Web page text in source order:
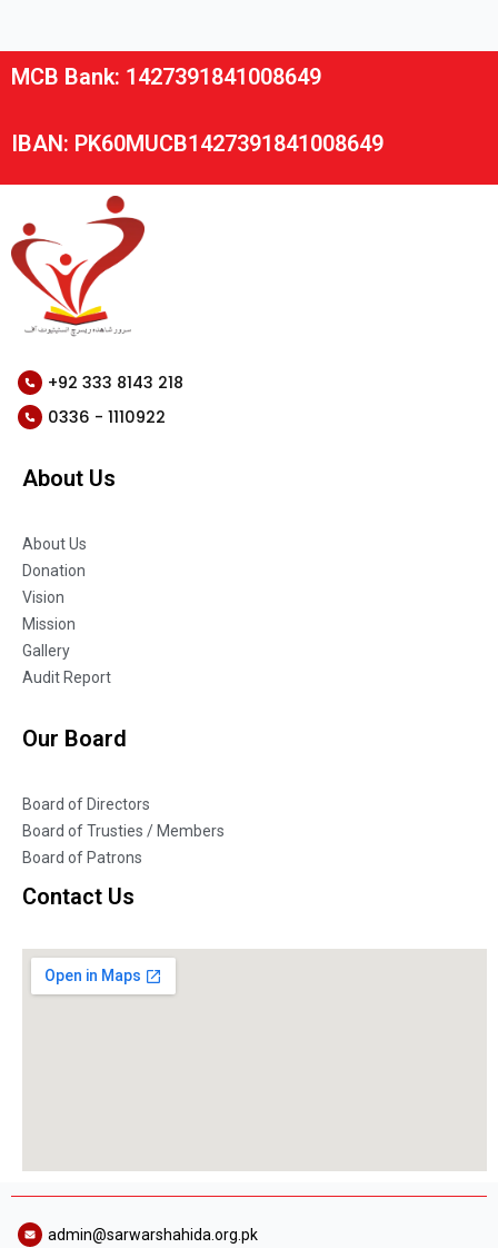
MCB Bank: 1427391841008649
IBAN: PK60MUCB1427391841008649
+92 333 8143 218
0336 - 1110922
About Us
About Us
Donation
Vision
Mission
Gallery
Audit Report
Our Board
Board of Directors
Board of Trusties / Members
Board of Patrons
Contact Us
admin@sarwarshahida.org.pk